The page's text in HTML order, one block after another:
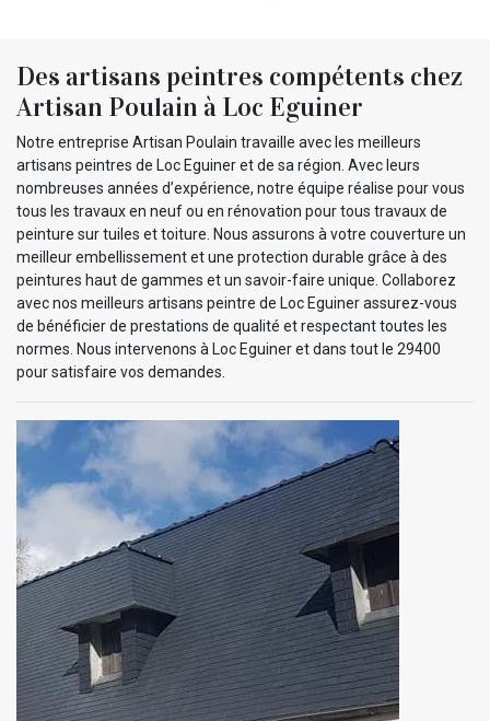
Des artisans peintres compétents chez
Artisan Poulain à Loc Eguiner
Notre entreprise Artisan Poulain travaille avec les meilleurs
artisans peintres de Loc Eguiner et de sa région. Avec leurs
nombreuses années d’expérience, notre équipe réalise pour vous
tous les travaux en neuf ou en rénovation pour tous travaux de
peinture sur tuiles et toiture. Nous assurons à votre couverture un
meilleur embellissement et une protection durable grâce à des
peintures haut de gammes et un savoir-faire unique. Collaborez
avec nos meilleurs artisans peintre de Loc Eguiner assurez-vous
de bénéficier de prestations de qualité et respectant toutes les
normes. Nous intervenons à Loc Eguiner et dans tout le 29400
pour satisfaire vos demandes.